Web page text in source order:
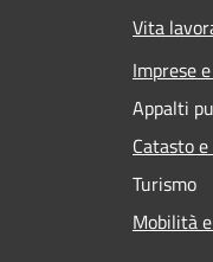
Vita
Imprese
Appalti
Catasto
Turismo
Mobilità